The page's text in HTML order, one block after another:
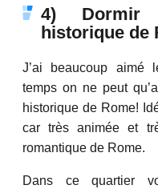
4) Dormir
historique de
J’ai beaucoup aimé
temps on ne peut
historique de Rome!
car très animée et
romantique de Rome.
Dans ce quartier